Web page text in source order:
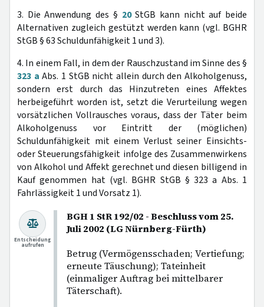
3. Die Anwendung des § 20StGB kann nicht auf beide
Alternativen zugleich gestützt werden kann (vgl. BGHR
StGB § 63 Schuldunfähigkeit 1 und 3).
4. In einem Fall, in dem der Rauschzustand im Sinne des §
323 a Abs. 1 StGB nicht allein durch den Alkoholgenuss,
sondern erst durch das Hinzutreten eines Affektes
herbeigeführt worden ist, setzt die Verurteilung wegen
vorsätzlichen Vollrausches voraus, dass der Täter beim
Alkoholgenuss vor Eintritt der (möglichen)
Schuldunfähigkeit mit einem Verlust seiner Einsichts-
oder Steuerungsfähigkeit infolge des Zusammenwirkens
von Alkohol und Affekt gerechnet und diesen billigend in
Kauf genommen hat (vgl. BGHR StGB § 323 a Abs. 1
Fahrlässigkeit 1 und Vorsatz 1).
BGH 1 StR 192/02 - Beschluss vom 25.
Juli 2002 (LG Nürnberg-Fürth)
Betrug (Vermögensschaden; Vertiefung;
erneute Täuschung); Tateinheit
(einmaliger Auftrag bei mittelbarer
Täterschaft).
Entscheidung
aufrufen